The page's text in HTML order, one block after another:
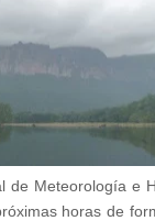
de Meteorología e
horas de